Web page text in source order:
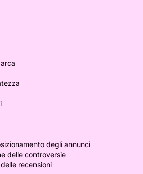
degli annunci
delle controversie
recensioni